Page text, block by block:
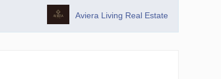
Aviera Living Real Estate